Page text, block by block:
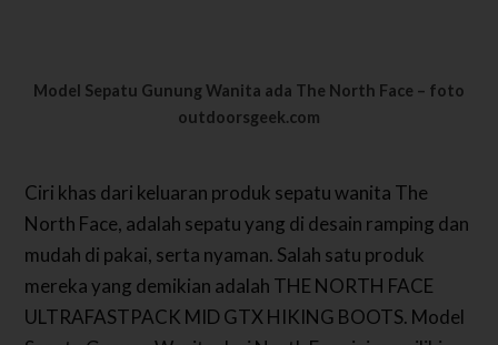
Model Sepatu Gunung Wanita ada The North Face – foto
outdoorsgeek.com
Ciri khas dari keluaran produk sepatu wanita The
North Face, adalah sepatu yang di desain ramping dan
mudah di pakai, serta nyaman. Salah satu produk
mereka yang demikian adalah THE NORTH FACE
ULTRAFASTPACK MID GTX HIKING BOOTS. Model